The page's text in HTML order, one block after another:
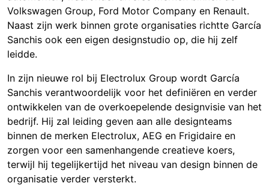
Volkswagen Group, Ford Motor Company en Renault.
Naast zijn werk binnen grote organisaties richtte García
Sanchis ook een eigen designstudio op, die hij zelf
leidde.
In zijn nieuwe rol bij Electrolux Group wordt García
Sanchis verantwoordelijk voor het definiëren en verder
ontwikkelen van de overkoepelende designvisie van het
bedrijf. Hij zal leiding geven aan alle designteams
binnen de merken Electrolux, AEG en Frigidaire en
zorgen voor een samenhangende creatieve koers,
terwijl hij tegelijkertijd het niveau van design binnen de
organisatie verder versterkt.